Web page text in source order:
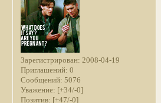
Зарегистрирован: 2008-04-19
Приглашений: 0
Сообщений: 5076
Уважение: [+34/-0]
Позитив: [+47/-0]